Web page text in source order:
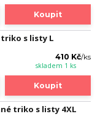
Koupit
s listy L
410 Kč/ks
skladem 1 ks
Koupit
triko s listy 4XL